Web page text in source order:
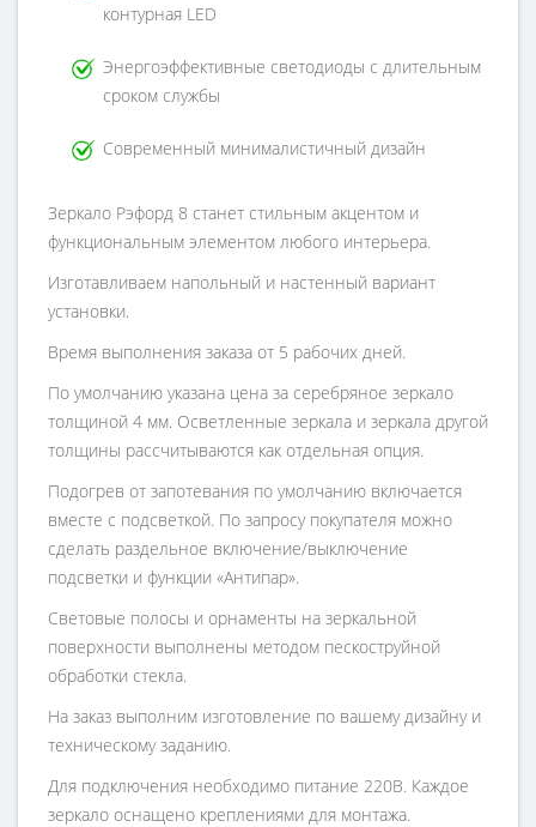
контурная LED
Энергоэффективные светодиоды с длительным
сроком службы
Современный минималистичный дизайн
Зеркало Рэфорд 8 станет стильным акцентом и
функциональным элементом любого интерьера.
Изготавливаем напольный и настенный вариант
установки.
Время выполнения заказа от 5 рабочих дней.
По умолчанию указана цена за серебряное зеркало
толщиной 4 мм. Осветленные зеркала и зеркала другой
толщины рассчитываются как отдельная опция.
Подогрев от запотевания по умолчанию включается
вместе с подсветкой. По запросу покупателя можно
сделать раздельное включение/выключение
подсветки и функции «Антипар».
Световые полосы и орнаменты на зеркальной
поверхности выполнены методом пескоструйной
обработки стекла.
На заказ выполним изготовление по вашему дизайну и
техническому заданию.
Для подключения необходимо питание 220В. Каждое
зеркало оснащено креплениями для монтажа.